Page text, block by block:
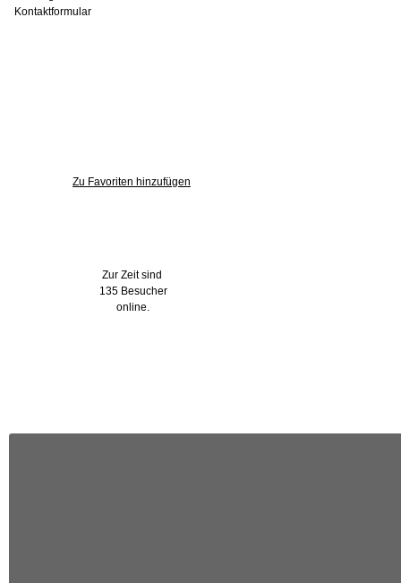
Kontaktformular
Zu Favoriten hinzufügen
Zur Zeit sind
135 Besucher
online.